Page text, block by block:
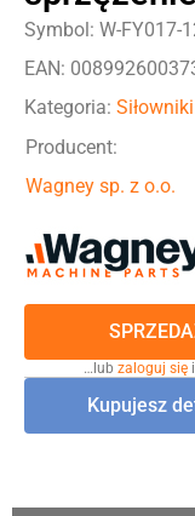
Symbol: W-FY017-
EAN:
Kategoria:
Producent:
Wagney sp. z o.o.
…lub zaloguj się
Kupujesz